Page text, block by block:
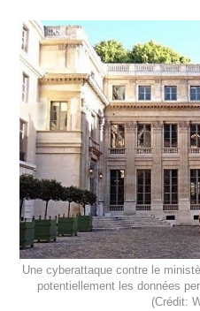
Une cyberattaque contre le
potentiellement les données
(Crédit: